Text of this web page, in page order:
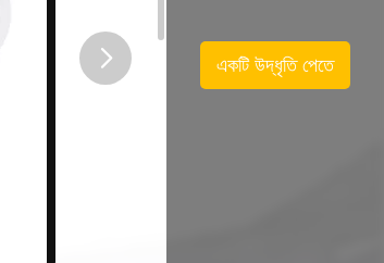
একটি উদ্ধৃতি পেতে